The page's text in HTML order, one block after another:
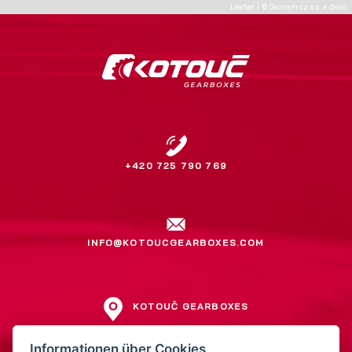
Leaflet ©Seznam.cz a.s. a další
+420 725 790 769
INFO@KOTOUCGEARBOXES.COM
KOTOUČ GEARBOXES
Jiří Kotouč
Informationen über Cookies